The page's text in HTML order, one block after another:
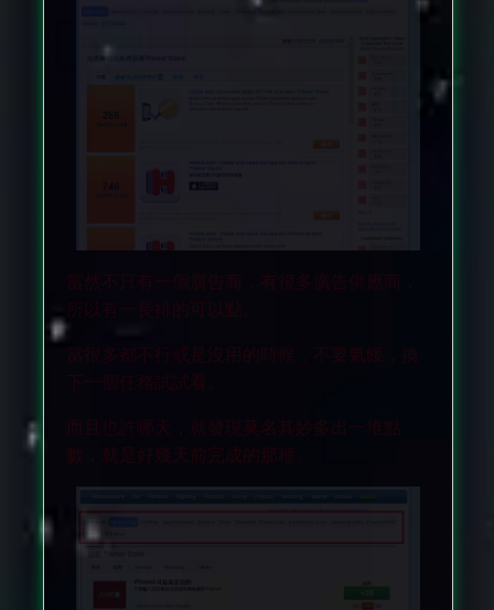
當然不只有一個廣告商，有很多廣告供應商，
所以有一長排的可以點。
當很多都不行或是沒用的時候，不要氣餒，換
下一個任務試試看。
而且也許哪天，就發現莫名其妙多出一堆點
數，就是好幾天前完成的那種。